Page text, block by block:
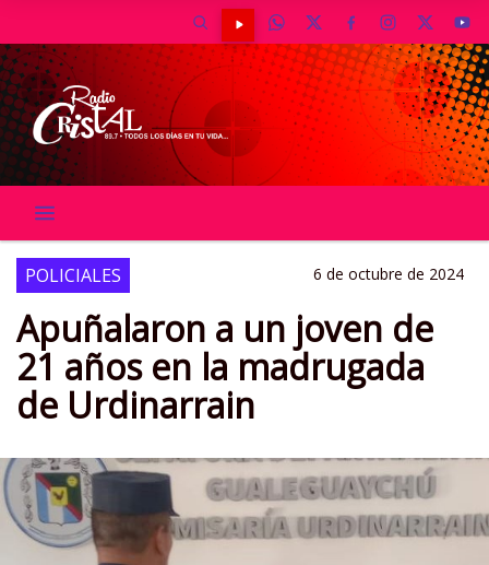
POLICIALES 6 de octubre de 2024
Apuñalaron a un joven de
21 años en la madrugada
de Urdinarrain